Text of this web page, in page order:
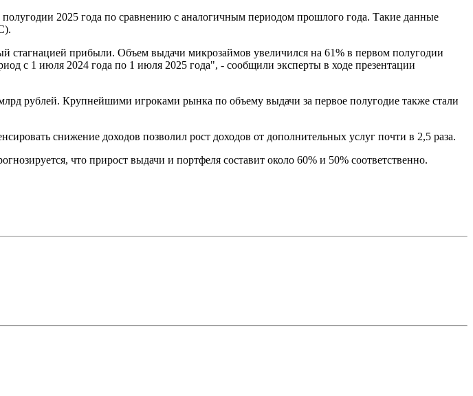
2025 года по сравнению с аналогичным периодом прошлого года. Такие данные
прибыли. Объем выдачи микрозаймов увеличился на 61% в первом полугодии
с 1 июля 2024 года по 1 июля 2025 года", - сообщили эксперты в ходе презентации
рублей. Крупнейшими игроками рынка по объему выдачи за первое полугодие также стали
снижение доходов позволил рост доходов от дополнительных услуг почти в 2,5 раза.
что прирост выдачи и портфеля составит около 60% и 50% соответственно.